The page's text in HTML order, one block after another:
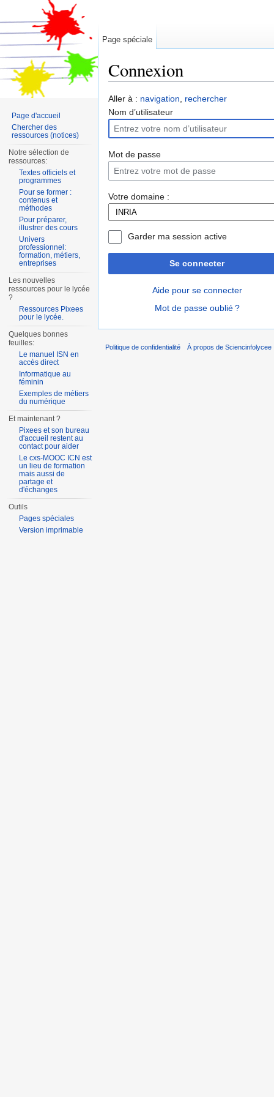
Connexion
Aller à : navigation, rechercher
Nom d’utilisateur
Mot de passe
Votre domaine :
Garder ma session active
Se connecter
Aide pour se connecter
Mot de passe oublié ?
Page spéciale
Page d'accueil
Chercher des
ressources (notices)
Notre sélection de
ressources:
Textes officiels et
programmes
Pour se former :
contenus et
méthodes
Pour préparer,
illustrer des cours
Univers
professionnel:
formation, métiers,
entreprises
Les nouvelles
ressources pour le lycée
?
Ressources Pixees
pour le lycée.
Quelques bonnes
feuilles:
Le manuel ISN en
accès direct
Informatique au
féminin
Exemples de métiers
du numérique
Et maintenant ?
Pixees et son bureau
d'accueil restent au
contact pour aider
Le cxs-MOOC ICN est
un lieu de formation
mais aussi de
partage et
d'échanges
Outils
Pages spéciales
Version imprimable
Politique de confidentialité À propos de Sciencinfolycee